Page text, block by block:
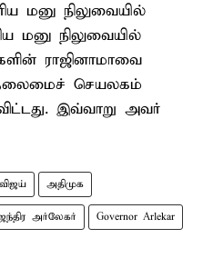
மனு நிலுவையில்
மனு நிலுவையில்
ராஜினாமாவை
தலைமைச் செயலகம்
இவ்வாறு அவர்
விஜய் அதிமுக
அர்லேகர் Governor Arlekar